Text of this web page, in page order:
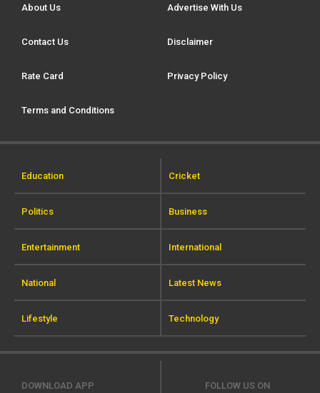
About Us Advertise With Us
Contact Us Disclaimer
Rate Card Privacy Policy
Terms and Conditions
Education Cricket
Politics Business
Entertainment International
National Latest News
Lifestyle Technology
DOWNLOAD APP FOLLOW US ON